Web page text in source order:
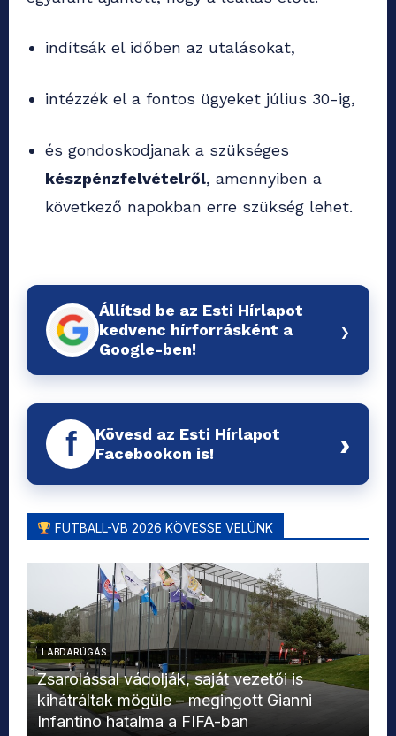
indítsák el időben az utalásokat,
intézzék el a fontos ügyeket július 30-ig,
és gondoskodjanak a szükséges
készpénzfelvételről, amennyiben a
következő napokban erre szükség lehet.
Állítsd be az Esti Hírlapot
kedvenc hírforrásként a
Google-ben!
›
f
Kövesd az Esti Hírlapot
Facebookon is!
›
FUTBALL-VB 2026 KÖVESSE VELÜNK
LABDARÚGÁS
Zsarolással vádolják, saját vezetői is
kihátráltak mögüle – megingott Gianni
Infantino hatalma a FIFA-ban